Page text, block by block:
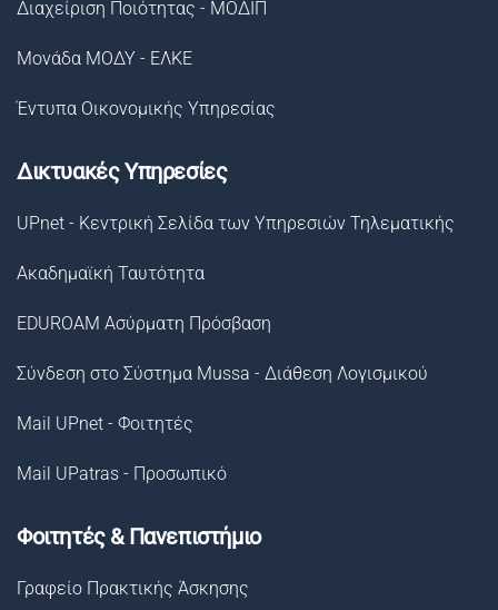
Διαχείριση Ποιότητας - ΜΟΔΙΠ
Μονάδα ΜΟΔΥ - ΕΛΚΕ
Έντυπα Οικονομικής Υπηρεσίας
Δικτυακές Υπηρεσίες
UPnet - Κεντρική Σελίδα των Υπηρεσιών Τηλεματικής
Ακαδημαϊκή Ταυτότητα
EDUROAM Ασύρματη Πρόσβαση
Σύνδεση στο Σύστημα Μussa - Διάθεση Λογισμικού
Mail UPnet - Φοιτητές
Mail UPatras - Προσωπικό
Φοιτητές & Πανεπιστήμιο
Γραφείο Πρακτικής Άσκησης